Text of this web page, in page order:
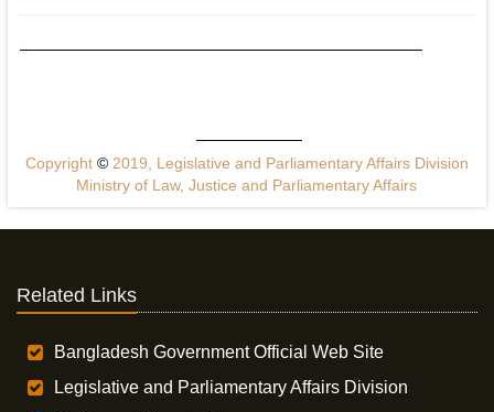
Copyright ©2019, Legislative and Parliamentary Affairs Division
Ministry of Law, Justice and Parliamentary Affairs
Related Links
Bangladesh Government Official Web Site
Legislative and Parliamentary Affairs Division